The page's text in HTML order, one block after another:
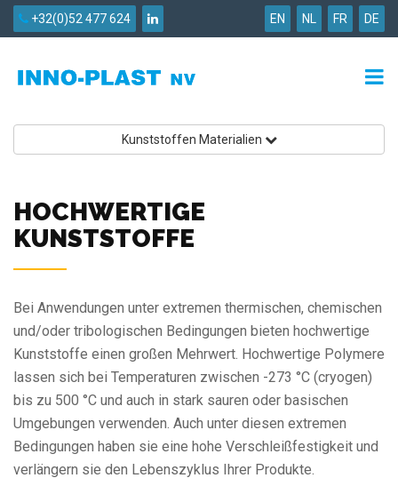
EN NL FR DE
+32(0)52 477 624
Kunststoffen Materialien
HOCHWERTIGE
KUNSTSTOFFE
Bei Anwendungen unter extremen thermischen, chemischen
und/oder tribologischen Bedingungen bieten hochwertige
Kunststoffe einen großen Mehrwert. Hochwertige Polymere
lassen sich bei Temperaturen zwischen -273 °C (cryogen)
bis zu 500 °C und auch in stark sauren oder basischen
Umgebungen verwenden. Auch unter diesen extremen
Bedingungen haben sie eine hohe Verschleißfestigkeit und
verlängern sie den Lebenszyklus Ihrer Produkte.